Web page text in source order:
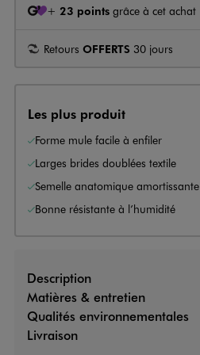
+ 23 points grâce à cet achat
Retours OFFERTS 30 jours
Les plus produit
Forme mule facile à enfiler
Larges brides doublées textile
Semelle anatomique amortissante
Bonne résistante à l’humidité
Description
Matières & entretien
Qualités environnementales
Livraison